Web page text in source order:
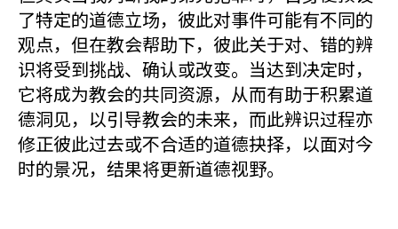
了特定的道德立场，彼此对事件可能有不同的
观点，但在教会帮助下，彼此关于对、错的辨
识将受到挑战、确认或改变。当达到决定时，
它将成为教会的共同资源，从而有助于积累道
德洞见，以引导教会的未来，而此辨识过程亦
修正彼此过去或不合适的道德抉择，以面对今
时的景况，结果将更新道德视野。